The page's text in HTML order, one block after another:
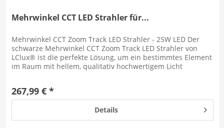
Mehrwinkel CCT LED Strahler für...
Mehrwinkel CCT Zoom Track LED Strahler - 25W LED Der
schwarze Mehrwinkel CCT Zoom Track LED Strahler von
LClux® ist die perfekte Lösung, um ein bestimmtes Element
im Raum mit hellem, qualitativ hochwertigem Licht
267,99 € *
Details